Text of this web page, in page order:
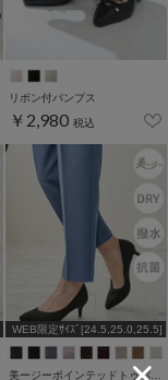
リボン付パンプス
￥2,980 税込
WEB限定ｻｲｽﾞ[24.5,25.0,25.5]